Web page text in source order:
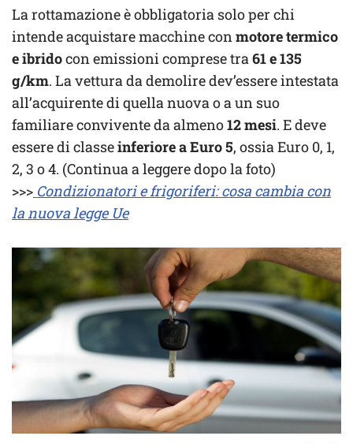
La rottamazione è obbligatoria solo per chi
intende acquistare macchine con motore termico
e ibridocon emissioni comprese tra 61 e 135
g/km. La vettura da demolire dev’essere intestata
all’acquirente di quella nuova o a un suo
familiare convivente da almeno12 mesi. E deve
essere di classeinferiore a Euro 5, ossia Euro 0, 1,
2, 3 o 4. (Continua a leggere dopo la foto)
>>> Condizionatori e frigoriferi: cosa cambia con
la nuova legge Ue